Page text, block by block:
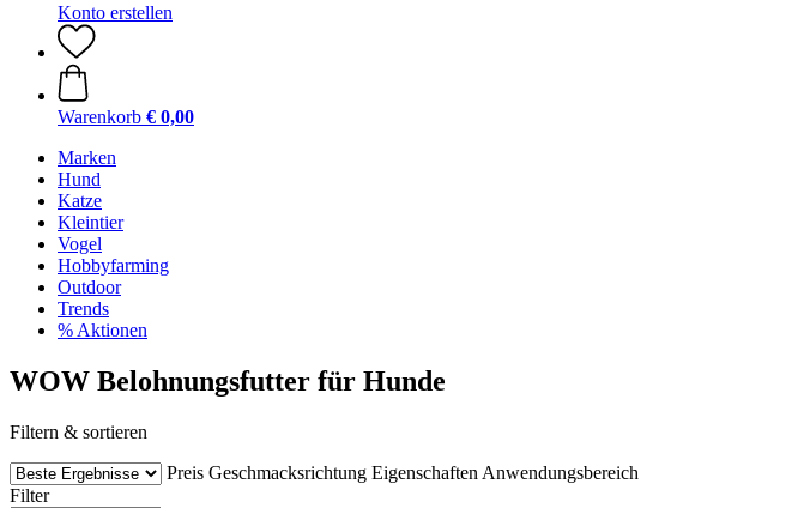
Konto erstellen
Warenkorb € 0,00
Marken
Hund
Katze
Kleintier
Vogel
Hobbyfarming
Outdoor
Trends
% Aktionen
WOW Belohnungsfutter für Hunde
Filtern & sortieren
Preis Geschmacksrichtung Eigenschaften Anwendungsbereich
Filter